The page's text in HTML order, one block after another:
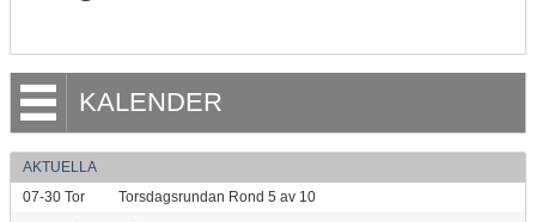
KALENDER
AKTUELLA
07-30 Tor
Torsdagsrundan Rond 5 av 10